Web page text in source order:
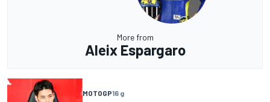
More from
Aleix Espargaro
MOTOGP16 g